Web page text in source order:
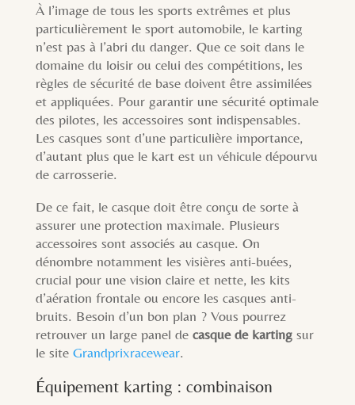
À l’image de tous les sports extrêmes et plus
particulièrement le sport automobile, le karting
n’est pas à l’abri du danger. Que ce soit dans le
domaine du loisir ou celui des compétitions, les
règles de sécurité de base doivent être assimilées
et appliquées. Pour garantir une sécurité optimale
des pilotes, les accessoires sont indispensables.
Les casques sont d’une particulière importance,
d’autant plus que le kart est un véhicule dépourvu
de carrosserie.
De ce fait, le casque doit être conçu de sorte à
assurer une protection maximale. Plusieurs
accessoires sont associés au casque. On
dénombre notamment les visières anti-buées,
crucial pour une vision claire et nette, les kits
d’aération frontale ou encore les casques anti-
bruits. Besoin d’un bon plan ? Vous pourrez
retrouver un large panel de casque de kartingsur
le site Grandprixracewear.
Équipement karting : combinaison